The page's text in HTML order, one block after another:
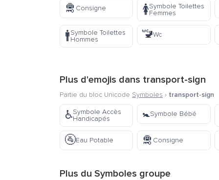
🛅 Consigne 🚺Symbole Toilettes
Femmes
🚹Symbole Toilettes
Hommes
🚾Wc
Plus d'emojis dans transport-sign
Partie du bloc Unicode Symboles › transport-sign
♿Symbole Accès
Handicapés
🚼Symbole Bébé
🚰Eau Potable 🛅 Consigne
Plus du Symboles groupe